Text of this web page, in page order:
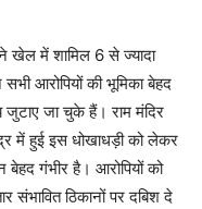
खेल में शामिल 6 से ज्यादा
आरोपियों की भूमिका बेहद
जुटाए जा चुके हैं। राम मंदिर
में हुई इस धोखाधड़ी को लेकर
गंभीर है। आरोपियों को
संभावित ठिकानों पर दबिश दे